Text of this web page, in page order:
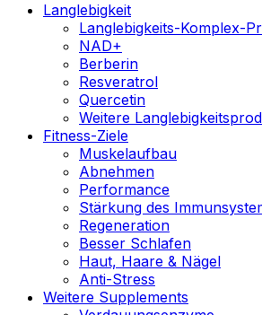
Langlebigkeit
Langlebigkeits-Komplex-
NAD+
Berberin
Resveratrol
Quercetin
Weitere
Fitness-Ziele
Muskelaufbau
Abnehmen
Performance
Stärkung des
Regeneration
Besser Schlafen
Haut, Haare & Nägel
Anti-Stress
Weitere Supplements